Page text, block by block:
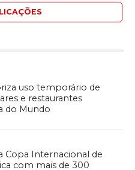
uso temporário de
e restaurantes
do Mundo
Copa Internacional de
com mais de 300